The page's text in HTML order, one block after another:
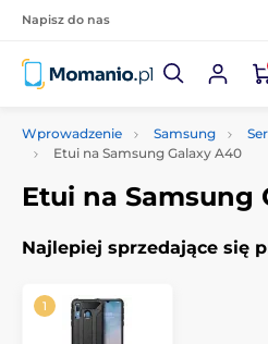
Napisz do nas
Wprowadzenie Samsung
Etui na Samsung Galaxy A40
Etui na Samsung
Najlepiej sprzedające się